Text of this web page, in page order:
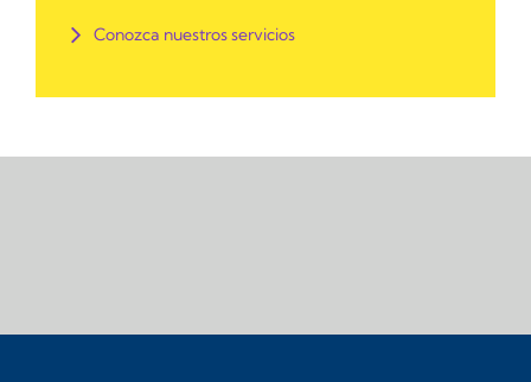
Conozca nuestros servicios